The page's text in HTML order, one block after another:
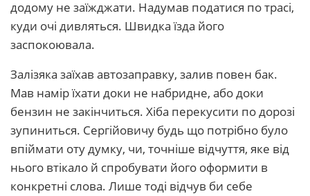
додому не заїжджати. Надумав податися по трасі,
куди очі дивляться. Швидка їзда його
заспокоювала.
Залізяка заїхав автозаправку, залив повен бак.
Мав намір їхати доки не набридне, або доки
бензин не закінчиться. Хіба перекусити по дорозі
зупиниться. Сергійовичу будь що потрібно було
впіймати оту думку, чи, точніше відчуття, яке від
нього втікало й спробувати його оформити в
конкретні слова. Лише тоді відчув би себе